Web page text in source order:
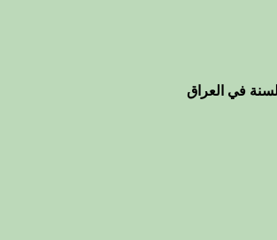
في العراق